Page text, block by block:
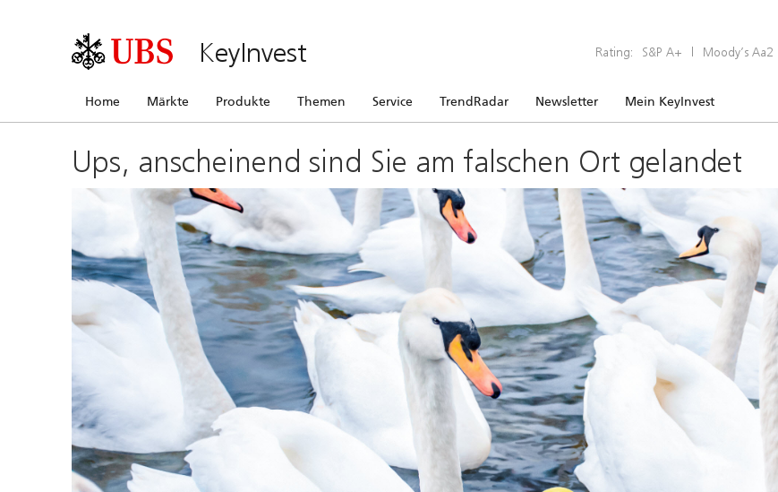
KeyInvest Rating: S&P A+ | Moody’s Aa2
Home Märkte Produkte Themen Service TrendRadar Newsletter Mein KeyInvest
Ups, anscheinend sind Sie am falschen Ort gelandet